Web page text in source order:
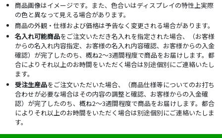
商品画像はイメージです。また、色合いはディスプレイの特性上実際
の色と異なって見える場合があります。
商品の外観・仕様および価格は予告なく変更される場合があります。
名入れ可能商品をご注文いただき名入れを指定された場合、（お客様
からの名入れ内容指定、お客様の名入れ内容確認、お客様からの入金
確認）が完了したのち、概ね2～3週間程度で商品をお届けします。都
合によりそれ以上のお時間をいただく場合は別途個別にご連絡いたし
ます。
受注生産品をご注文いただいた場合、（商品仕様等についてのお打ち
合わせが必要な場合はその内容の調整と確認、お客様からの入金確
認）が完了したのち、概ね2～3週間程度で商品をお届けします。都合
によりそれ以上のお時間をいただく場合は別途個別にご連絡いたしま
す。